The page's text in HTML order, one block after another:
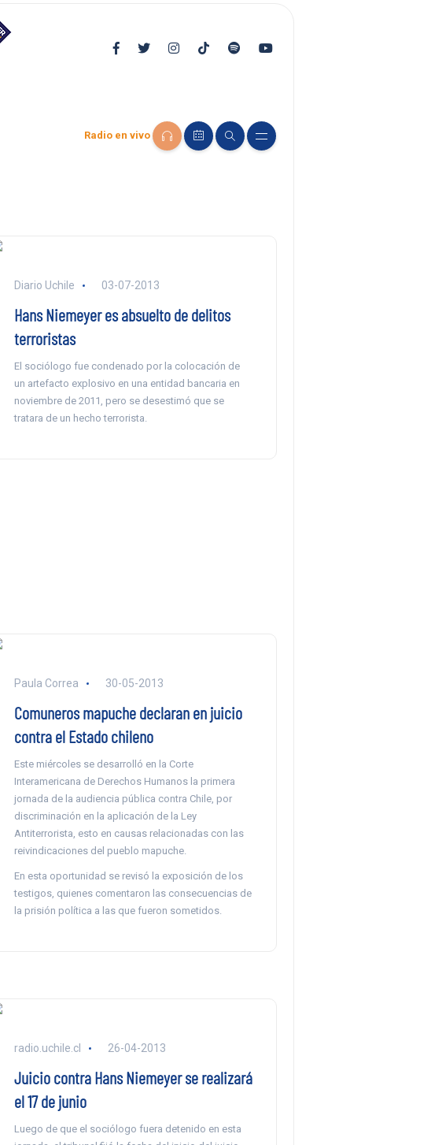
Radio en vivo
Diario Uchile 03-07-2013
Hans Niemeyer es absuelto de delitos
terroristas
El sociólogo fue condenado por la colocación de
un artefacto explosivo en una entidad bancaria en
noviembre de 2011, pero se desestimó que se
tratara de un hecho terrorista.
Paula Correa 30-05-2013
Comuneros mapuche declaran en juicio
contra el Estado chileno
Este miércoles se desarrolló en la Corte
Interamericana de Derechos Humanos la primera
jornada de la audiencia pública contra Chile, por
discriminación en la aplicación de la Ley
Antiterrorista, esto en causas relacionadas con las
reivindicaciones del pueblo mapuche.
En esta oportunidad se revisó la exposición de los
testigos, quienes comentaron las consecuencias de
la prisión política a las que fueron sometidos.
radio.uchile.cl 26-04-2013
Juicio contra Hans Niemeyer se realizará
el 17 de junio
Luego de que el sociólogo fuera detenido en esta